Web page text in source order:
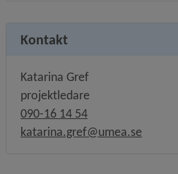
Kontakt
Katarina Gref
projektledare
090-16 14 54
katarina.gref@umea.se